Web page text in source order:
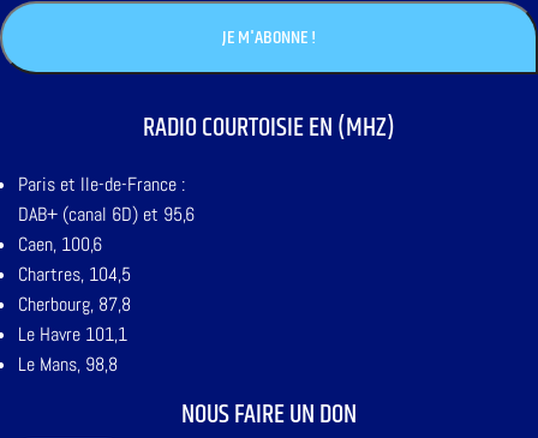
RADIO COURTOISIE EN (MHZ)
Paris et Ile-de-France :
DAB+ (canal 6D) et 95,6
Caen, 100,6
Chartres, 104,5
Cherbourg, 87,8
Le Havre 101,1
Le Mans, 98,8
NOUS FAIRE UN DON